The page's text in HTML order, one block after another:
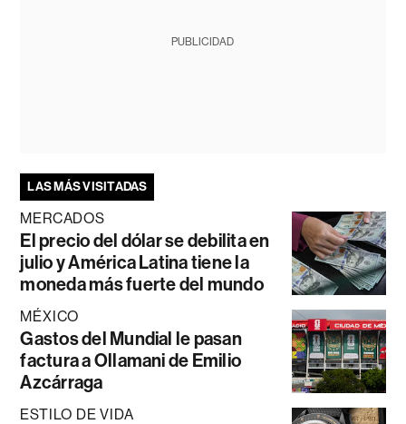
PUBLICIDAD
LAS MÁS VISITADAS
MERCADOS
El precio del dólar se debilita en
julio y América Latina tiene la
moneda más fuerte del mundo
MÉXICO
Gastos del Mundial le pasan
factura a Ollamani de Emilio
Azcárraga
ESTILO DE VIDA